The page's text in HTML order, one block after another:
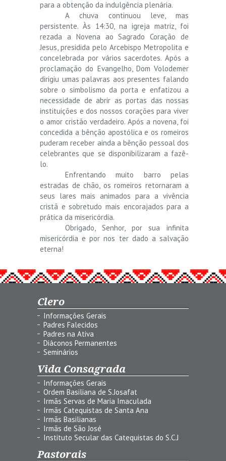
para a obtenção da indulgência plenária.
A chuva continuou leve, mas
persistente. Às 14:30, na igreja matriz, foi
rezada a Novena ao Sagrado Coração de
Jesus, presidida pelo Arcebispo Metropolita e
concelebrada por vários sacerdotes. Após a
proclamação do Evangelho, Dom Volodemer
dirigiu umas palavras aos presentes falando
sobre o simbolismo da porta e enfatizou a
necessidade de abrir as portas das nossas
instituições e dos nossos corações para viver
o amor cristão verdadeiro. Após a novena, foi
concedida a bênção apostólica e os romeiros
puderam receber ainda a bênção pessoal dos
celebrantes que se disponibilizaram a fazê-
lo.
Enfrentando muito barro pelas
estradas de chão, os romeiros retornaram a
seus lares mais animados para a vivência
cristã e sobretudo mais encorajados para a
prática da misericórdia.
Obrigado, Senhor, por sua infinita
misericórdia e por nos ter dado a salvação
eterna!
Clero
Informações Gerais
Padres Falecidos
Padres na Ativa
Diáconos Permanentes
Seminários
Vida Consagrada
Informações Gerais
Ordem Basiliana de S.Josafat
Irmãs Servas de Maria Imaculada
Irmãs Catequistas de Santa Ana
Irmãs Basilianas
Irmãs de São José
Instituto Secular das Catequistas do S.C.J
Pastorais